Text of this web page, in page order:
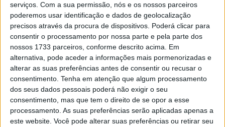
serviços. Com a sua permissão, nós e os nossos parceiros
poderemos usar identificação e dados de geolocalização
precisos através da procura de dispositivos. Poderá clicar para
consentir o processamento por nossa parte e pela parte dos
nossos 1733 parceiros, conforme descrito acima. Em
alternativa, pode aceder a informações mais pormenorizadas e
alterar as suas preferências antes de consentir ou recusar o
consentimento. Tenha em atenção que algum processamento
dos seus dados pessoais poderá não exigir o seu
consentimento, mas que tem o direito de se opor a esse
processamento. As suas preferências serão aplicadas apenas a
este website. Você pode alterar suas preferências ou retirar seu
– Acho que ninguém consegue compreender o que se
sente quando se está no hospital com 12 costelas
partidas e não se consegue dormir durante uma semana,
ninguém consegue compreender o que se passa na
minha cabeça. Por isso, tudo o que fiz, pensei que fosse o
melhor para o meu futuro. E é isso que faço agora, ao
decidir ficar aqui.
Artigos relacionados